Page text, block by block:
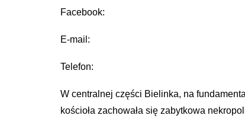
Facebook:
E-mail:
Telefon:
W centralnej części Bielinka, na
kościoła zachowała się zabytkowa